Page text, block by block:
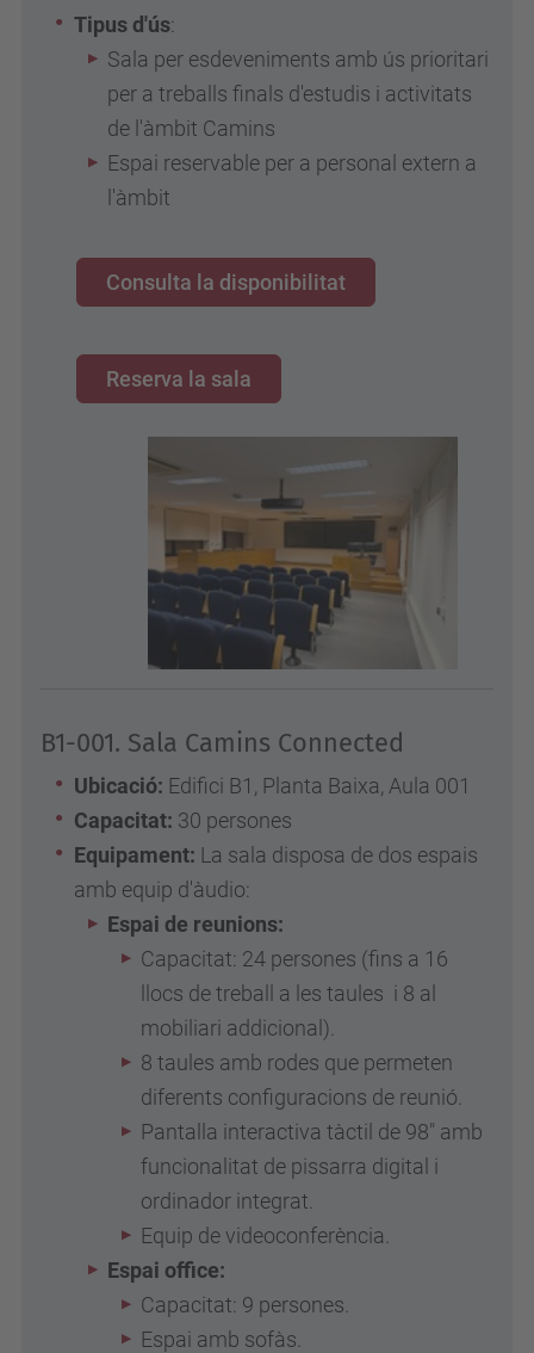
Tipus d'ús:
Sala per esdeveniments amb ús prioritari
per a treballs finals d'estudis i activitats
de l'àmbit Camins
Espai reservable per a personal extern a
l'àmbit
Consulta la disponibilitat
Reserva la sala
B1-001. Sala Camins Connected
Ubicació: Edifici B1, Planta Baixa, Aula 001
Capacitat: 30 persones
Equipament: La sala disposa de dos espais
amb equip d'àudio:
Espai de reunions:
Capacitat: 24 persones (fins a 16
llocs de treball a les taules i 8 al
mobiliari addicional).
8 taules amb rodes que permeten
diferents configuracions de reunió.
Pantalla interactiva tàctil de 98" amb
funcionalitat de pissarra digital i
ordinador integrat.
Equip de videoconferència.
Espai office:
Capacitat: 9 persones.
Espai amb sofàs.